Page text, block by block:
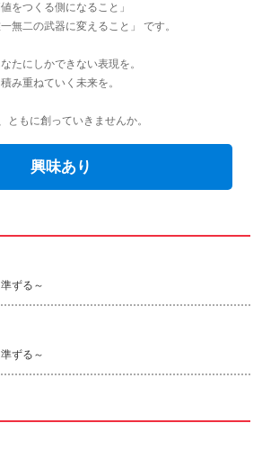
をつくる側になること」
無二の武器に変えること」 です。
たにしかできない表現を。
み重ねていく未来を。
ともに創っていきませんか。
興味あり
ずる～
ずる～